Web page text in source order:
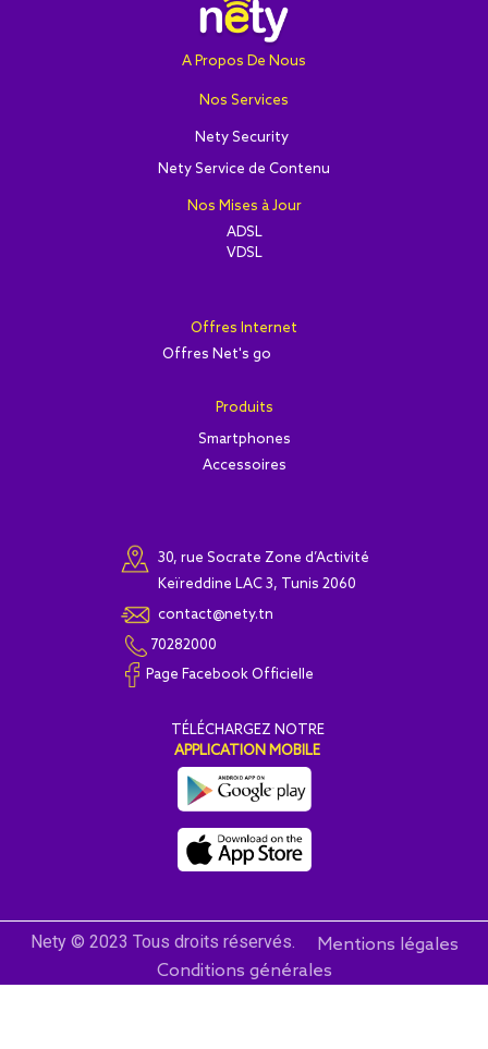
A Propos De Nous
Nos Services
Nety Security
Nety Service de Contenu
Nos Mises à Jour
ADSL
VDSL
Offres Internet
Offres Net's go
Produits
Smartphones
Accessoires
30, rue Socrate Zone d’Activité
Keïreddine LAC 3, Tunis 2060
contact@nety.tn
70282000
Page Facebook Officielle
TÉLÉCHARGEZ NOTRE
APPLICATION MOBILE
Nety © 2023 Tous droits réservés.
Mentions légales
Conditions générales